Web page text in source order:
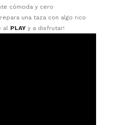
cómoda y cero
una taza con algo rico
al PLAY y a disfrutar!